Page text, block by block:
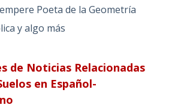
Poeta de la Geometría
y algo más
de Noticias Relacionadas
en Español-